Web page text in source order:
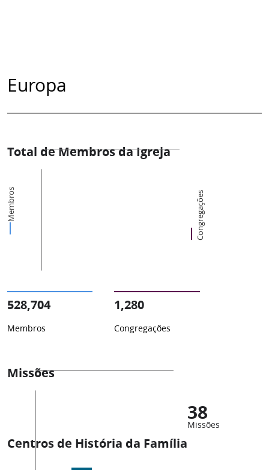
Europa
Total de Membros da Igreja
Membros Congregações
528,704
Membros
1,280
Congregações
Missões
38
Missões
Centros de História da Família